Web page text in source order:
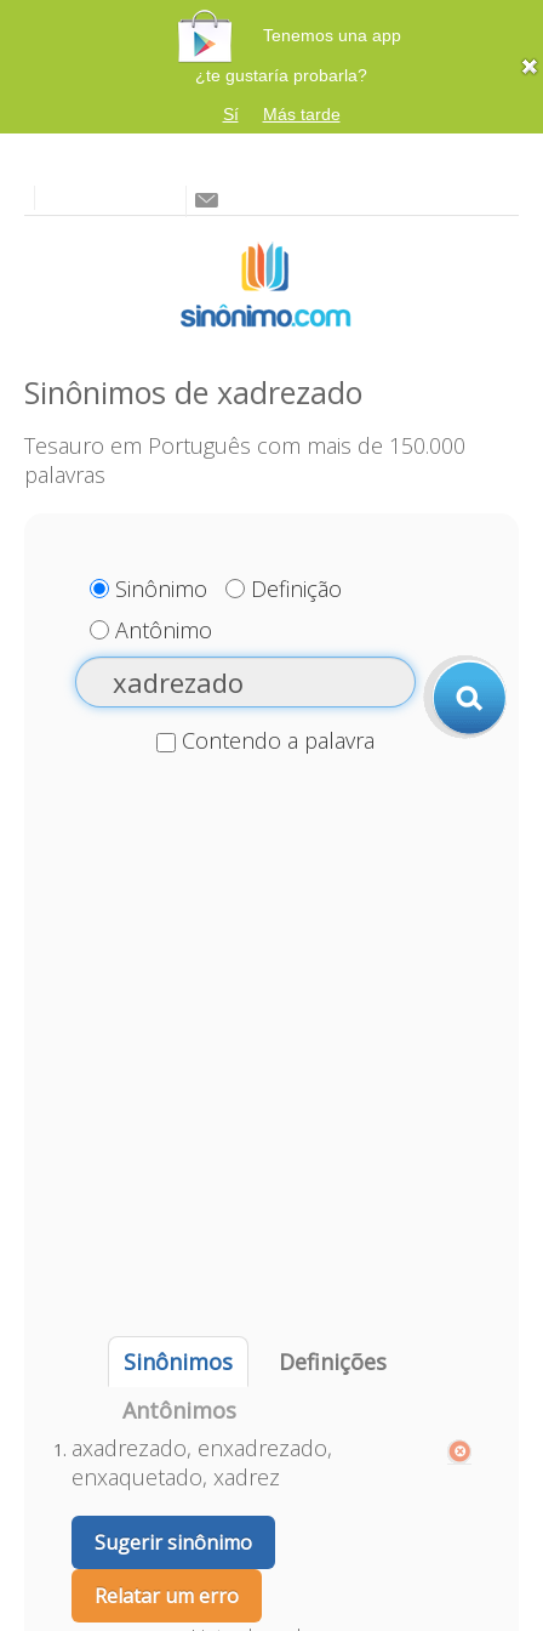
Tenemos una app
¿te gustaría probarla?
Sí
Más tarde
Sinônimos de xadrezado
Tesauro em Português com mais de 150.000
palavras
Sinônimo
Definição
Antônimo
Contendo a palavra
Sinônimos
Definições
Antônimos
axadrezado, enxadrezado,
enxaquetado, xadrez
Sugerir sinônimo
Relatar um erro